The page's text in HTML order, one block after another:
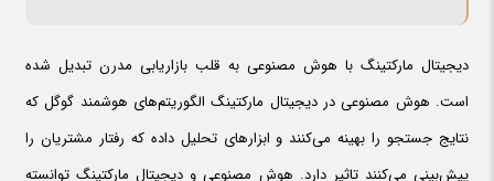
دیجیتال مارکتینگ با هوش مصنوعی به قلب بازاریابی مدرن تبدیل شده
است. هوش مصنوعی در دیجیتال مارکتینگ الگوریتم‌های هوشمند گوگل که
نتایج جستجو را بهینه می‌کنند و ابزارهای تحلیل داده که رفتار مشتریان را
پیش‌بینی می‌کنند تاثیر دارد. هوش مصنوعی و دیجیتال مارکتینگ توانسته